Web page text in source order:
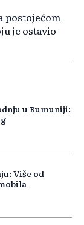
postojećom
je ostavio
u Rumuniji:
Više od